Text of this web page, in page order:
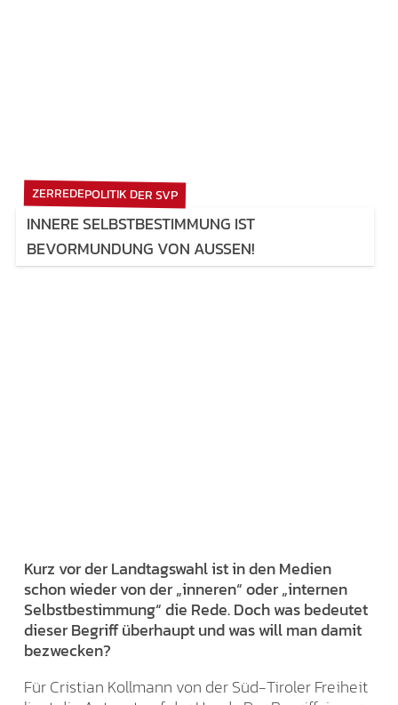
ZERREDEPOLITIK DER SVP
INNERE SELBSTBESTIMMUNG IST
BEVORMUNDUNG VON AUSSEN!
Kurz vor der Landtagswahl ist in den Medien
schon wieder von der „inneren“ oder „internen
Selbstbestimmung“ die Rede. Doch was bedeutet
dieser Begriff überhaupt und was will man damit
bezwecken?
Für Cristian Kollmann von der Süd-Tiroler Freiheit